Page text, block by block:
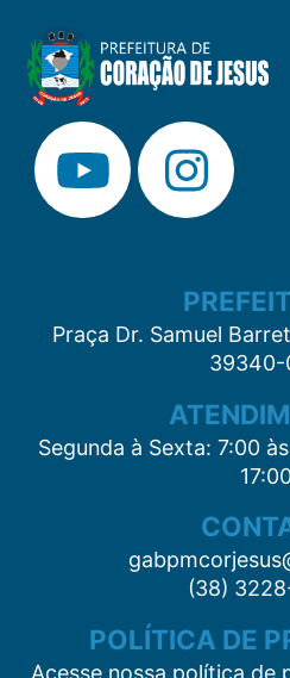
Praça Dr. Samuel
39340-
Segunda à Sexta: 7:00
(38)
POLÍTICA DE
Acesse nossa política de